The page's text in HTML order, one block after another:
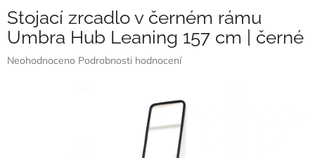
Stojací zrcadlo v černém rámu
Umbra Hub Leaning 157 cm | černé
Průměrné
Neohodnoceno Podrobnosti hodnocení